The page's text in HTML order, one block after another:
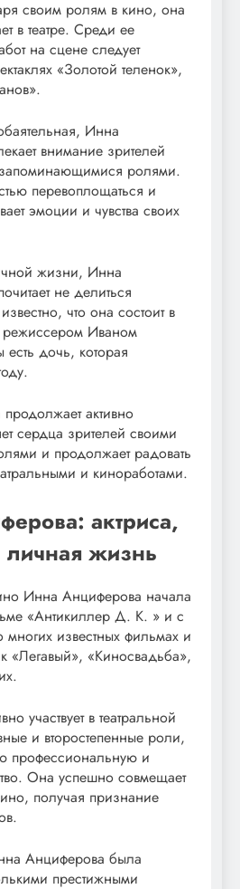
своим ролям в кино, она
в театре. Среди ее
на сцене следует
«Золотой теленок»,
Инна
внимание зрителей
ролями.
перевоплощаться и
эмоции и чувства своих
жизни, Инна
не делиться
что она состоит в
режиссером Иваном
дочь, которая
активно
сердца зрителей своими
и продолжает радовать
и киноработами.
актриса,
личная жизнь
Инна Анциферова начала
«Антикиллер Д. К. » и с
многих известных фильмах и
«Легавый», «Киносвадьба»,
участвует в театральной
и второстепенные роли,
профессиональную и
Она успешно совмещает
получая признание
Анциферова была
престижными